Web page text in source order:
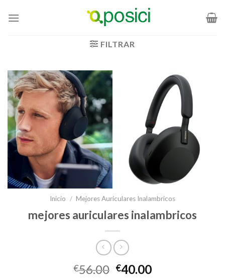
FILTRAR
Inicio / Mejores Auriculares Inalambricos
mejores auriculares inalambricos
€56.00 €40.00